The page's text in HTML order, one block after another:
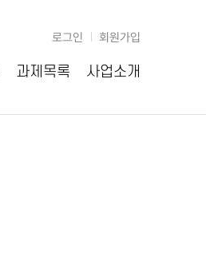
로그인 회원가입
과제목록 사업소개